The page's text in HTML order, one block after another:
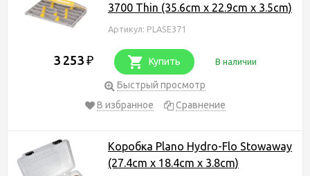
3700 Thin (35.6cm x 22.9cm x 3.5cm)
Артикул: PLASE371
3 253 ₽ Купить В наличии
Быстрый просмотр
В избранное
Сравнение
Коробка Plano Hydro-Flo Stowaway
(27.4cm x 18.4cm x 3.8cm)